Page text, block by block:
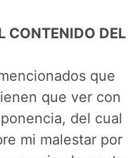
CONTENIDO DEL
que
que ver con
del cual
mi malestar por